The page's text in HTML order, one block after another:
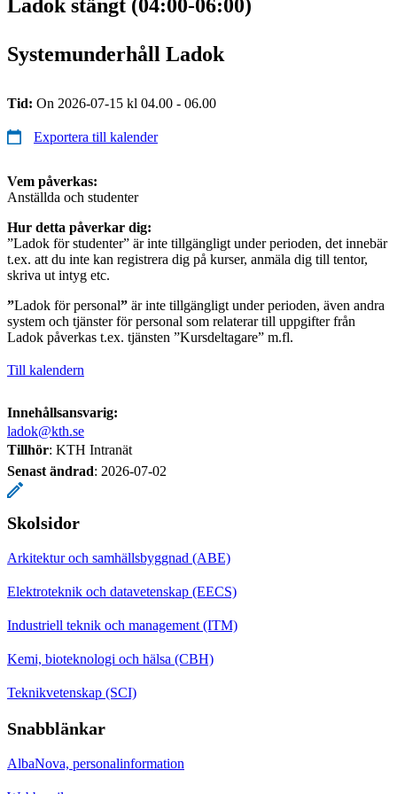
Ladok stängt (04:00-06:00)
Systemunderhåll Ladok
Tid: On 2026-07-15 kl 04.00 - 06.00
Exportera till kalender
Vem påverkas:
Anställda och studenter
Hur detta påverkar dig:
”Ladok för studenter” är inte tillgängligt under perioden, det innebär
t.ex. att du inte kan registrera dig på kurser, anmäla dig till tentor,
skriva ut intyg etc.
”Ladok för personal” är inte tillgängligt under perioden, även andra
system och tjänster för personal som relaterar till uppgifter från
Ladok påverkas t.ex. tjänsten ”Kursdeltagare” m.fl.
Till kalendern
Innehållsansvarig:
ladok@kth.se
Tillhör: KTH Intranät
Senast ändrad: 2026-07-02
Skolsidor
Arkitektur och samhällsbyggnad (ABE)
Elektroteknik och datavetenskap (EECS)
Industriell teknik och management (ITM)
Kemi, bioteknologi och hälsa (CBH)
Teknikvetenskap (SCI)
Snabblänkar
AlbaNova, personalinformation